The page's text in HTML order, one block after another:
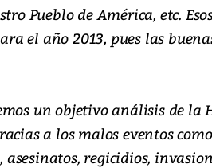
Pueblo de América, etc.
el año 2013, pues las
un objetivo análisis de la
a los malos eventos
asesinatos, regicidios,